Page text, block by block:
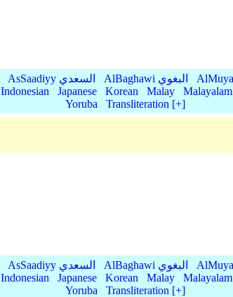
AsSaadiyy السعدي AlBaghawi البغوي
Indonesian Japanese Korean Malay Malayalam
Yoruba
Transliteration [+]
AsSaadiyy السعدي AlBaghawi البغوي
Indonesian Japanese Korean Malay Malayalam
Yoruba
Transliteration [+]